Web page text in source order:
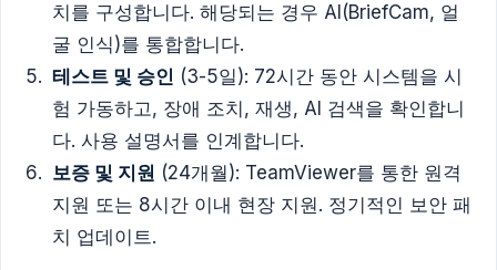
치를 구성합니다. 해당되는 경우 AI(BriefCam, 얼
굴 인식)를 통합합니다.
테스트 및 승인 (3-5일): 72시간 동안 시스템을 시
험 가동하고, 장애 조치, 재생, AI 검색을 확인합니
다. 사용 설명서를 인계합니다.
보증 및 지원 (24개월): TeamViewer를 통한 원격
지원 또는 8시간 이내 현장 지원. 정기적인 보안 패
치 업데이트.